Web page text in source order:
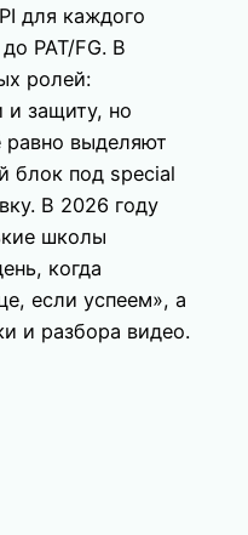
для каждого
PAT/FG. В
ролей:
и защиту, но
равно выделяют
блок под special
В 2026 году
школы
когда
если успеем», а
и разбора видео.